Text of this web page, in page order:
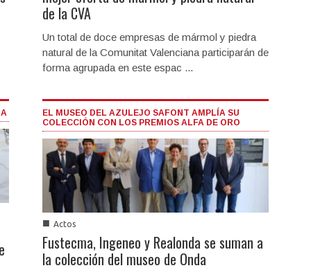
de la CVA
Un total de doce empresas de mármol y piedra
natural de la Comunitat Valenciana participarán de
forma agrupada en este espac ...
EL MUSEO DEL AZULEJO SAFONT AMPLÍA SU
COLECCIÓN CON LOS PREMIOS ALFA DE ORO
■ Actos
Fustecma, Ingeneo y Realonda se suman a
la colección del museo de Onda